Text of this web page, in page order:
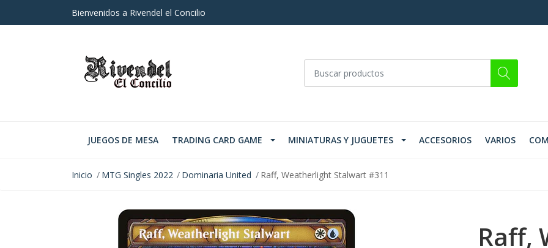
Bienvenidos a Rivendel el Concilio
JUEGOS DE MESA TRADING CARD GAME MINIATURAS Y JUGUETES ACCESORIOS VARIOS
Inicio MTG Singles 2022 Dominaria United Raff, Weatherlight Stalwart #311
Raff,